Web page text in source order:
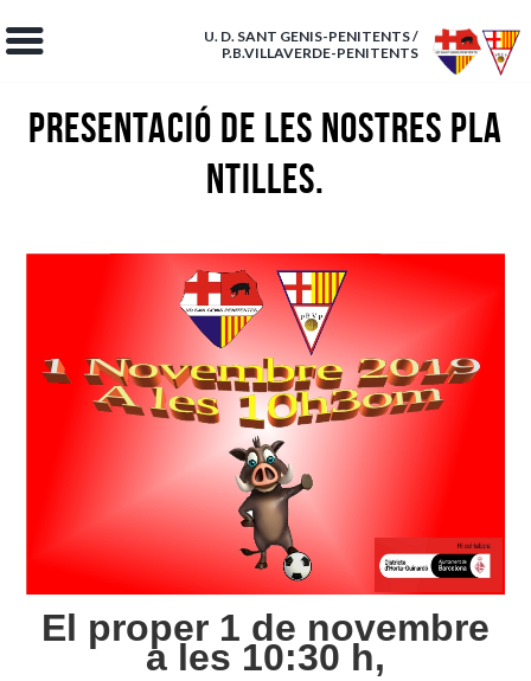
U. D. SANT GENIS-PENITENTS /
P.B.VILLAVERDE-PENITENTS
PRESENTACIÓ DE LES NOSTRES PLA
NTILLES.
El proper 1 de novembre
a les 10:30 h,